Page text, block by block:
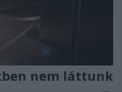
nem láttunk